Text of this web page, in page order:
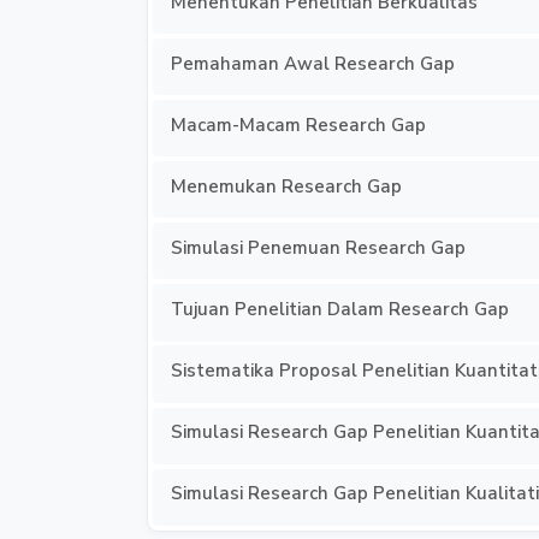
Pemahaman Awal Research Gap
Macam-Macam Research Gap
Menemukan Research Gap
Simulasi Penemuan Research Gap
Tujuan Penelitian Dalam Research Gap
Sistematika Proposal Penelitian
Simulasi Research Gap Penelitian
Simulasi Research Gap Penelitian